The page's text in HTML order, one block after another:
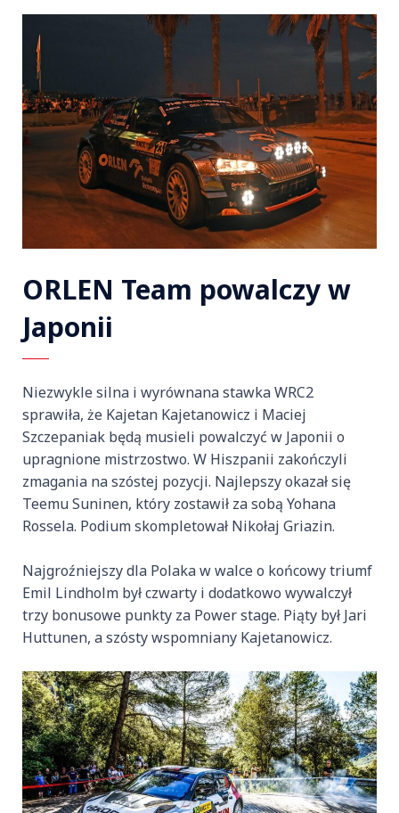
ORLEN Team powalczy w
Japonii
Niezwykle silna i wyrównana stawka WRC2
sprawiła, że Kajetan Kajetanowicz i Maciej
Szczepaniak będą musieli powalczyć w Japonii o
upragnione mistrzostwo. W Hiszpanii zakończyli
zmagania na szóstej pozycji. Najlepszy okazał się
Teemu Suninen, który zostawił za sobą Yohana
Rossela. Podium skompletował Nikołaj Griazin.
Najgroźniejszy dla Polaka w walce o końcowy triumf
Emil Lindholm był czwarty i dodatkowo wywalczył
trzy bonusowe punkty za Power stage. Piąty był Jari
Huttunen, a szósty wspomniany Kajetanowicz.